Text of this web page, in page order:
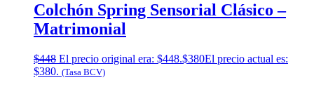
Colchón Spring Sensorial Clásico –
Matrimonial
$448 El precio original era: $448.$380El precio actual es:
$380. (Tasa BCV)